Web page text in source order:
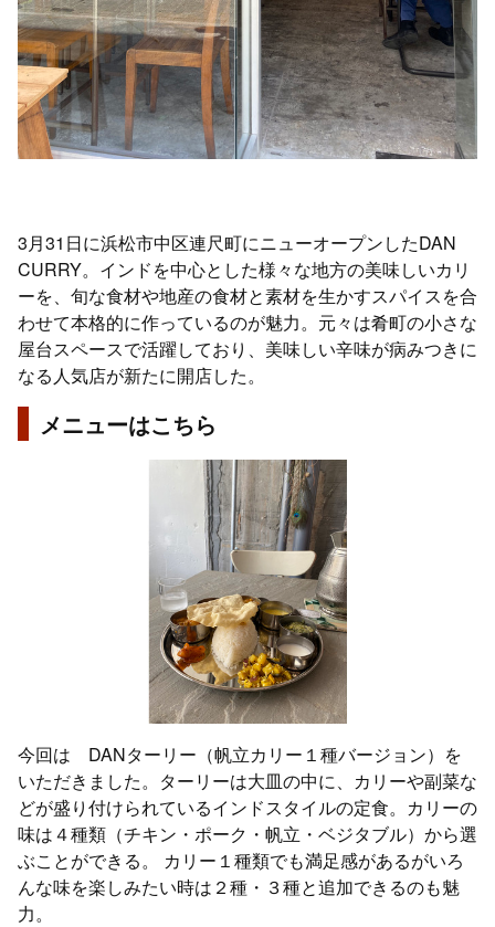
3月31日に浜松市中区連尺町にニューオープンしたDAN
CURRY。インドを中心とした様々な地方の美味しいカリ
ーを、旬な食材や地産の食材と素材を生かすスパイスを合
わせて本格的に作っているのが魅力。元々は肴町の小さな
屋台スペースで活躍しており、美味しい辛味が病みつきに
なる人気店が新たに開店した。
メニューはこちら
今回は DANターリー（帆立カリー１種バージョン）を
いただきました。ターリーは大皿の中に、カリーや副菜な
どが盛り付けられているインドスタイルの定食。カリーの
味は４種類（チキン・ポーク・帆立・ベジタブル）から選
ぶことができる。 カリー１種類でも満足感があるがいろ
んな味を楽しみたい時は２種・３種と追加できるのも魅
力。